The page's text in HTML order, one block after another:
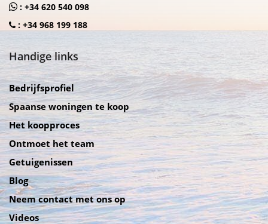
: +34 620 540 098
: +34 968 199 188
Handige links
Bedrijfsprofiel
Spaanse woningen te koop
Het koopproces
Ontmoet het team
Getuigenissen
Blog
Neem contact met ons op
Videos